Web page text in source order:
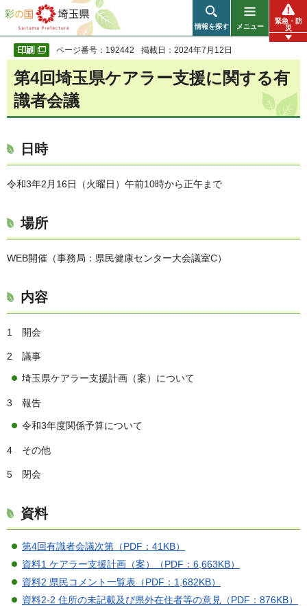
彩の国 埼玉県
情報を探す メニュー
緊急・防
災
ページ番号：192442 掲載日：2024年7月12日
第4回埼玉県ケアラー支援に関する有
識者会議
日時
令和3年2月16日（火曜日）午前10時から正午まで
場所
WEB開催（事務局：県民健康センター大会議室C）
内容
1 開会
2 議事
埼玉県ケアラー支援計画（案）について
3 報告
令和3年度関係予算について
4 その他
5 閉会
資料
第4回有識者会議次第（PDF：41KB）
資料1 ケアラー支援計画（案）（PDF：6,663KB）
資料2 県民コメント一覧表（PDF：1,682KB）
資料2-2 住所の未記載及び県外在住者等の意見（PDF：876KB）